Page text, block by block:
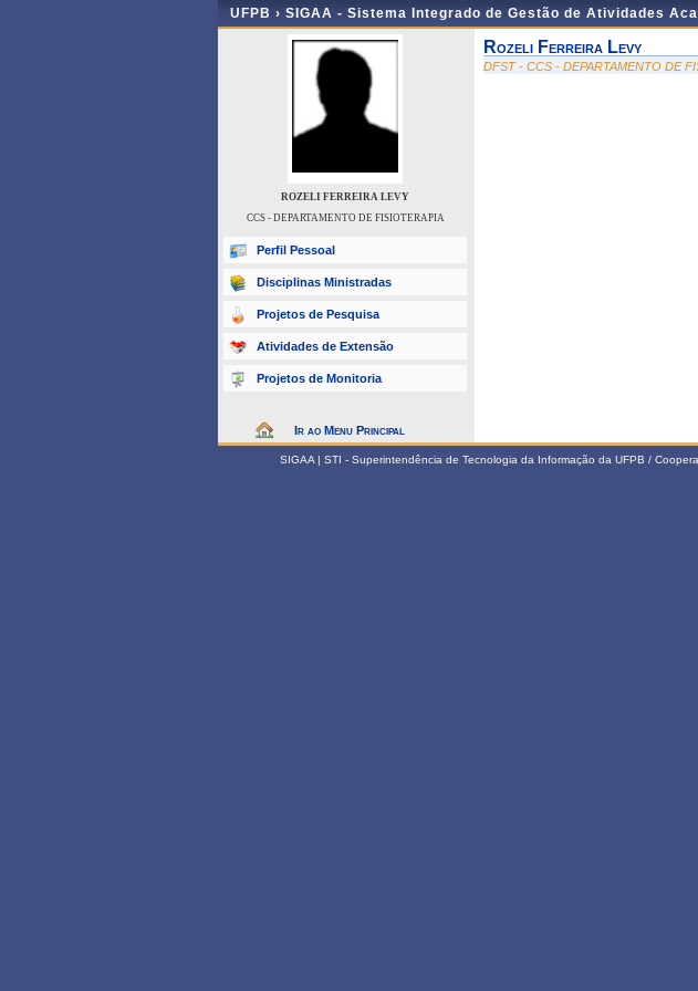
UFPB › SIGAA - Sistema Integrado de Gestão de Atividades
ROZELI FERREIRA LEVY
CCS - DEPARTAMENTO DE FISIOTERAPIA
Perfil Pessoal
Disciplinas Ministradas
Projetos de Pesquisa
Atividades de Extensão
Projetos de Monitoria
Ir ao Menu Principal
Rozeli Ferreira Levy
DFST - CCS - DEPARTAMENTO DE
SIGAA | STI - Superintendência de Tecnologia da Informação da UFPB /